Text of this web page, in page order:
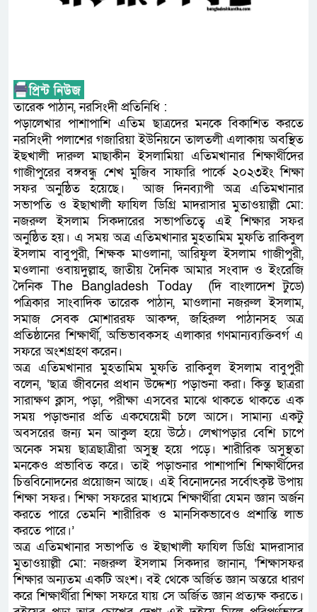
তারেক পাঠান, নরসিংদী প্রতিনিধি :
পড়ালেখার পাশাপাশি এতিম ছাত্রদের মনকে বিকাশিত করতে
নরসিংদী পলাশের গজারিয়া ইউনিয়নে তালতলী এলাকায় অবস্থিত
ইছখালী দারুল মাছাকীন ইসলামিয়া এতিমখানার শিক্ষার্থীদের
গাজীপুরের বঙ্গবন্ধু শেখ মুজিব সাফারি পার্কে ২০২৩ইং শিক্ষা
সফর অনুষ্ঠিত হয়েছে। আজ দিনব্যাপী অত্র এতিমখানার
সভাপতি ও ইছাখালী ফাযিল ডিগ্রি মাদরাসার মুতাওয়াল্লী মো:
নজরুল ইসলাম সিকদারের সভাপতিত্বে এই শিক্ষার সফর
অনুষ্ঠিত হয়। এ সময় অত্র এতিমখানার মুহতামিম মুফতি রাকিবুল
ইসলাম বাবুপুরী, শিক্ষক মাওলানা, আরিফুল ইসলাম গাজীপুরী,
মওলানা ওবায়দুল্লাহ, জাতীয় দৈনিক আমার সংবাদ ও ইংরেজি
দৈনিক The Bangladesh Today (দি বাংলাদেশ টুডে)
পত্রিকার সাংবাদিক তারেক পাঠান, মাওলানা নজরুল ইসলাম,
সমাজ সেবক মোশাররফ আকন্দ, জহিরুল পাঠানসহ অত্র
প্রতিষ্ঠানের শিক্ষার্থী, অভিভাবকসহ এলাকার গণমান্যব্যক্তিবর্গ এ
সফরে অংশগ্রহণ করেন।
অত্র এতিমখানার মুহতামিম মুফতি রাকিবুল ইসলাম বাবুপুরী
বলেন, ‘ছাত্র জীবনের প্রধান উদ্দেশ্য পড়াশুনা করা। কিন্তু ছাত্ররা
সারাক্ষণ ক্লাস, পড়া, পরীক্ষা এসবের মাঝে থাকতে থাকতে এক
সময় পড়াশুনার প্রতি একঘেয়েমী চলে আসে। সামান্য একটু
অবসরের জন্য মন আকুল হয়ে উঠে। লেখাপড়ার বেশি চাপে
অনেক সময় ছাত্রছাত্রীরা অসুস্থ হয়ে পড়ে। শারীরিক অসুস্থতা
মনকেও প্রভাবিত করে। তাই পড়াশুনার পাশাপাশি শিক্ষার্থীদের
চিত্তবিনোদনের প্রয়োজন আছে। এই বিনোদনের সর্বোৎকৃষ্ট উপায়
শিক্ষা সফর। শিক্ষা সফরের মাধ্যমে শিক্ষার্থীরা যেমন জ্ঞান অর্জন
করতে পারে তেমনি শারীরিক ও মানসিকভাবেও প্রশান্তি লাভ
করতে পারে।’
অত্র এতিমখানার সভাপতি ও ইছাখালী ফাযিল ডিগ্রি মাদরাসার
মুতাওয়াল্লী মো: নজরুল ইসলাম সিকদার জানান, ‘শিক্ষাসফর
শিক্ষার অন্যতম একটি অংশ। বই থেকে অর্জিত জ্ঞান অন্তরে ধারণ
করে শিক্ষার্থীরা শিক্ষা সফরে যায় সে অর্জিত জ্ঞান প্রত্যক্ষ করতে।